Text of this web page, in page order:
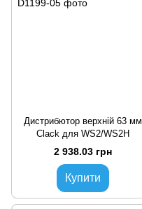
Дистрибютор верхній 63 мм
Clack для WS2/WS2H
2 938.03 грн
Купити